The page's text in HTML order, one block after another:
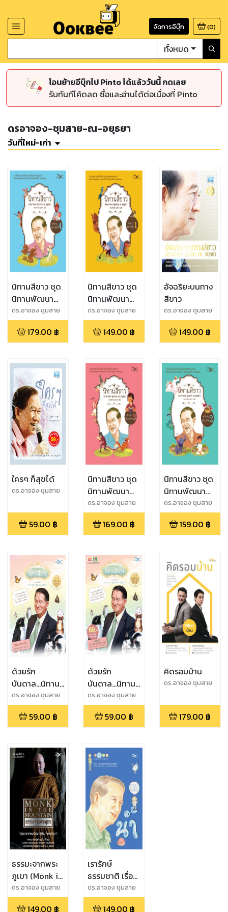
จัดการอีบุ๊ก (0)
ทั้งหมด
โอนย้ายอีบุ๊กไป Pinto ได้แล้ววันนี้ กดเลย
รับทันทีโค้ดลด ซื้อและอ่านได้ต่อเนื่องที่ Pinto
ดรอาจอง-ชุมสาย-ณ-อยุธยา
วันที่ใหม่-เก่า
นิทานสีขาว ชุด
นิทานพัฒนา
ชีวิต เล่ม 4
ดร.อาจอง ชุมสาย
ณ อยุธยา
179.00 ฿
นิทานสีขาว ชุด
นิทานพัฒนา
ชีวิต เล่ม 1
ดร.อาจอง ชุมสาย
ณ อยุธยา
149.00 ฿
อัจฉริยะบนทาง
สีขาว
ดร.อาจอง ชุมสาย
ณ อยุธยา
149.00 ฿
ใครๆ ก็สุขได้
ดร.อาจอง ชุมสาย
59.00 ฿
นิทานสีขาว ชุด
นิทานพัฒนา
ชีวิต เล่ม 3
ดร.อาจอง ชุมสาย
ณ อยุธยา
169.00 ฿
นิทานสีขาว ชุด
นิทานพัฒนา
ชีวิต เล่ม 2
ดร.อาจอง ชุมสาย
ณ อยุธยา
159.00 ฿
ด้วยรัก
บันดาล...นิทาน
สีขาว ฉบับรวม
นิทานสร้าสุข
(EPUB)
ดร.อาจอง ชุมสาย
ณ อยุธยา
59.00 ฿
ด้วยรัก
บันดาล...นิทาน
สีขาว ฉบับรวม
คัดสรร
ดร.อาจอง ชุมสาย
ณ อยุธยา
59.00 ฿
คิดรอบบ้าน
ดร.อาจอง ชุมสาย
179.00 ฿
ธรรมะจากพระ
ภูเขา (Monk in
the Mountain)
ดร.อาจอง ชุมสาย
ณ อยุธยา
149.00 ฿
เรารักษ์
ธรรมชาติ เรื่อง
น้ำ
ดร.อาจอง ชุมสาย
ณ อยุธยา
149.00 ฿